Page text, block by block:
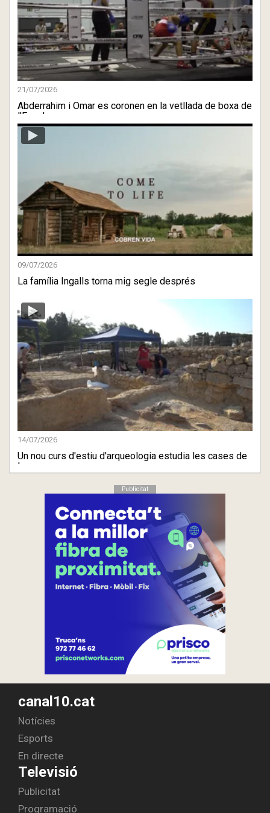
21/07/2026
Abderrahim i Omar es coronen en la vetllada de boxa de
l'Escala
09/07/2026
La família Ingalls torna mig segle després
14/07/2026
Un nou curs d'estiu d'arqueologia estudia les cases de
la zona ...
Publicitat
canal10.cat
Notícies
Esports
En directe
Televisió
Publicitat
Programació